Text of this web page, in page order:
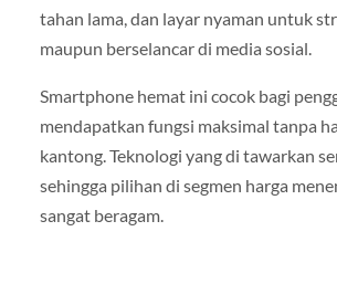
tahan lama, dan layar nyaman untuk
maupun berselancar di media sosial.
Smartphone hemat ini cocok bagi
mendapatkan fungsi maksimal tanpa
kantong. Teknologi yang di tawarkan
sehingga pilihan di segmen harga
sangat beragam.